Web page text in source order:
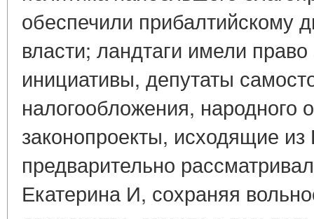
обеспечили прибалтийскому
власти; ландтаги имели
инициативы, депутаты
налогообложения, народного
законопроекты, исходящие из
предварительно
Екатерина И, сохраняя